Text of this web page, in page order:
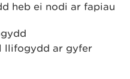
heb ei nodi ar fapiau
llifogydd ar gyfer